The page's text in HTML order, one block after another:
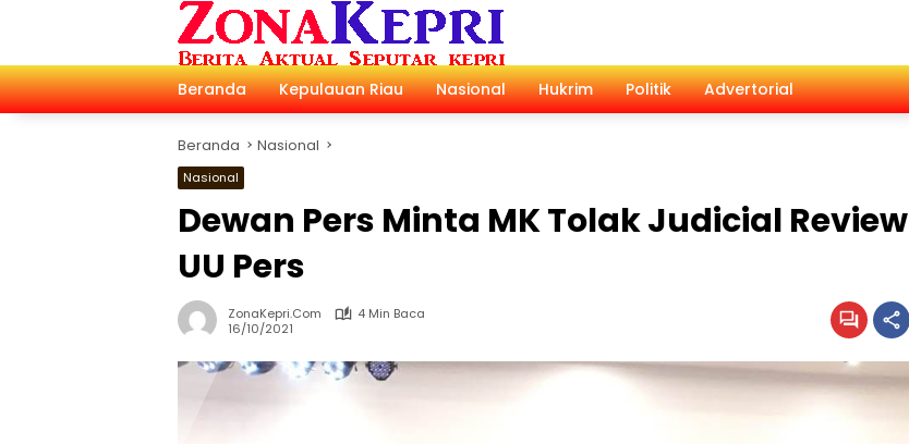
Beranda
Kepulauan Riau Nasional Hukrim Politik Advertorial
Beranda Nasional
Nasional
Dewan Pers Minta MK Tolak Judicial Review
UU Pers
ZonaKepri.com
4 Min Baca
16/10/2021